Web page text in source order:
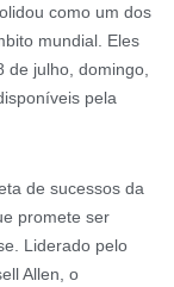
como um dos
mundial. Eles
de julho, domingo,
pela
de sucessos da
promete ser
Liderado pelo
Allen, o